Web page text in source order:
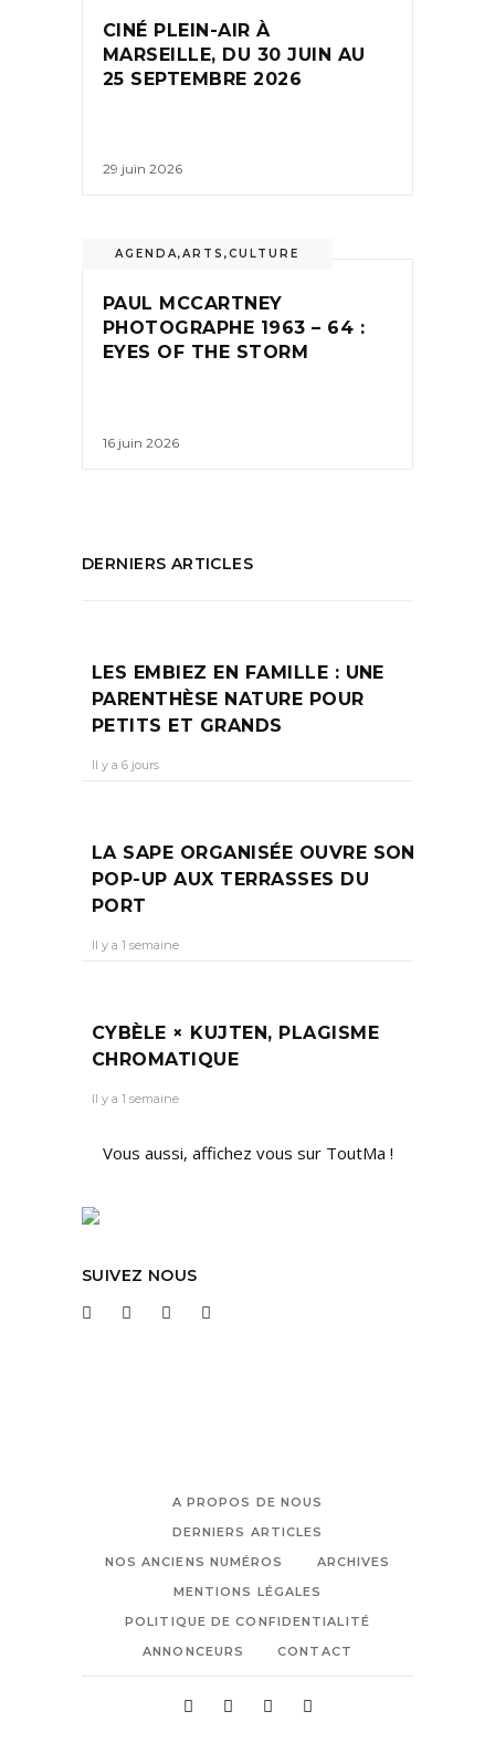
CINÉ PLEIN-AIR À
MARSEILLE, DU 30 JUIN AU
25 SEPTEMBRE 2026
29 juin 2026
AGENDA,ARTS ,CULTURE
PAUL MCCARTNEY
PHOTOGRAPHE 1963 – 64 :
EYES OF THE STORM
16 juin 2026
DERNIERS ARTICLES
LES EMBIEZ EN FAMILLE : UNE
PARENTHÈSE NATURE POUR
PETITS ET GRANDS
Il y a 6 jours
LA SAPE ORGANISÉE OUVRE SON
POP-UP AUX TERRASSES DU
PORT
Il y a 1 semaine
CYBÈLE × KUJTEN, PLAGISME
CHROMATIQUE
Il y a 1 semaine
Vous aussi, affichez vous sur ToutMa !
SUIVEZ NOUS
A PROPOS DE NOUS
DERNIERS ARTICLES
NOS ANCIENS NUMÉROS
ARCHIVES
MENTIONS LÉGALES
POLITIQUE DE CONFIDENTIALITÉ
ANNONCEURS
CONTACT